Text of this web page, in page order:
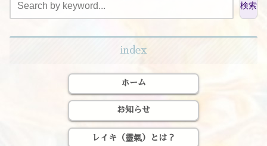
検索
index
ホーム
お知らせ
レイキ（靈氣）とは？